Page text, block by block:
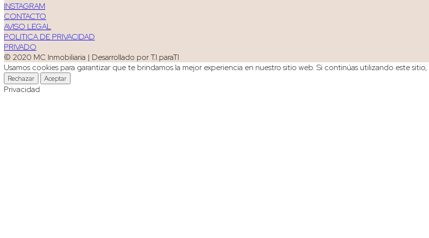
INSTAGRAM
CONTACTO
AVISO LEGAL
POLITICA DE PRIVACIDAD
PRIVADO
© 2020 MC Inmobiliaria | Desarrollado por T.I.paraTI
Usamos cookies para garantizar que te brindamos la mejor experiencia en nuestro sitio web. Si continúas utilizando este
Rechazar Aceptar
Privacidad